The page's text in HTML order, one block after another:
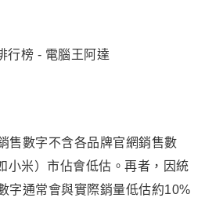
售數字不含各品牌官網銷售數
小米）市佔會低估。再者，因統
字通常會與實際銷量低估約10%